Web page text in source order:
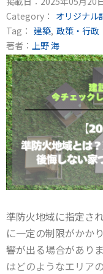
Category： オリジナル
Tag： 建築 政策・行政
著者： 上野 海
準防火地域に指定さ
に一定の制限がかか
響が出る場合があり
はどのようなエリア